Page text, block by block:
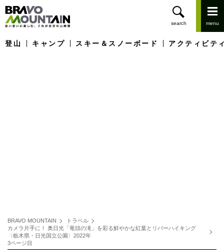
登山 キャンプ スキー＆スノーボード アクティビテ
BRAVO MOUNTAIN
トラベル
カメラ片手に！ 奥日光「竜頭の滝」を彩る鮮やかな紅葉とリバーハイキング
〈栃木県・日光国立公園〉2022年
3ページ目